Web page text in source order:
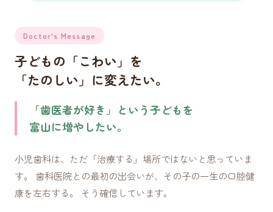
Doctor's Message
子どもの「こわい」を
「たのしい」に変えたい。
「歯医者が好き」という子どもを
富山に増やしたい。
小児歯科は、ただ「治療する」場所ではないと思っていま
す。 歯科医院との最初の出会いが、その子の一生の口腔健
康を左右する。 そう確信しています。